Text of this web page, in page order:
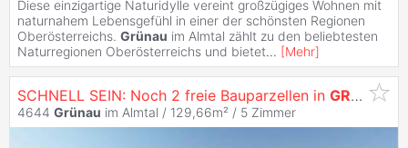
Diese einzigartige Naturidylle vereint großzügiges Wohnen mit
naturnahem Lebensgefühl in einer der schönsten Regionen
Oberösterreichs. Grünau im Almtal zählt zu den beliebtesten
Naturregionen Oberösterreichs und bietet... [Mehr]
SCHNELL SEIN: Noch 2 freie Bauparzellen in GRÜNAU
4644 Grünau im Almtal / 129,66m² / 5 Zimmer